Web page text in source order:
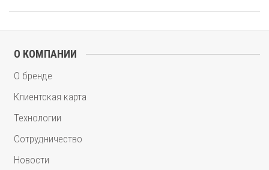
О КОМПАНИИ
О бренде
Клиентская карта
Технологии
Сотрудничество
Новости